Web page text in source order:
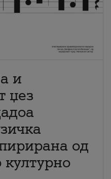
и
џез
од
културно